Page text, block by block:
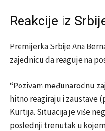
Reakcije iz
Premijerka Srbije Ana
zajednicu da reaguje na
“Pozivam međunarodnu
hitno reagiraju i zaustave
Kurtija. Situacija je više
poslednji trenutak u